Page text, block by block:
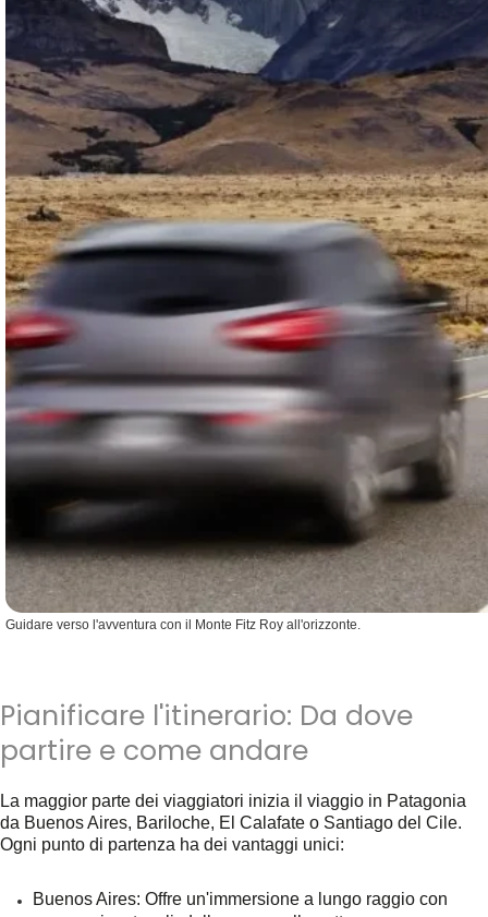
Guidare verso l'avventura con il Monte Fitz Roy all'orizzonte.
Pianificare l'itinerario: Da dove
partire e come andare
La maggior parte dei viaggiatori inizia il viaggio in Patagonia
da Buenos Aires, Bariloche, El Calafate o Santiago del Cile.
Ogni punto di partenza ha dei vantaggi unici:
Buenos Aires: Offre un'immersione a lungo raggio con